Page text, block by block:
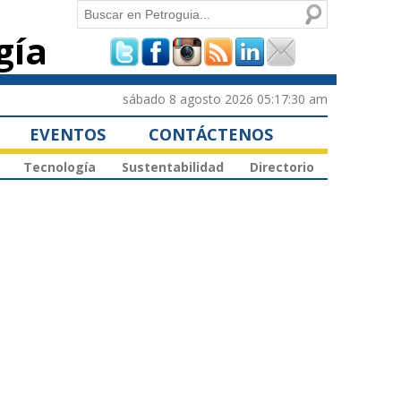
Formulario de
búsqueda
Buscar
sábado 8 agosto 2026 05:17:30 am
EVENTOS CONTÁCTENOS
Tecnología Sustentabilidad Directorio